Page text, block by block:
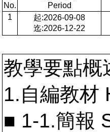
No.
Period
1
起:2026-09-08
迄:2026-12-22
教學要點概
1.自編教材
■ 1-1.簡報